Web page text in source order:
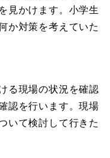
見かけます。小学生
か対策を考えていた
る現場の状況を確認
認を行います。現場
いて検討して行きた